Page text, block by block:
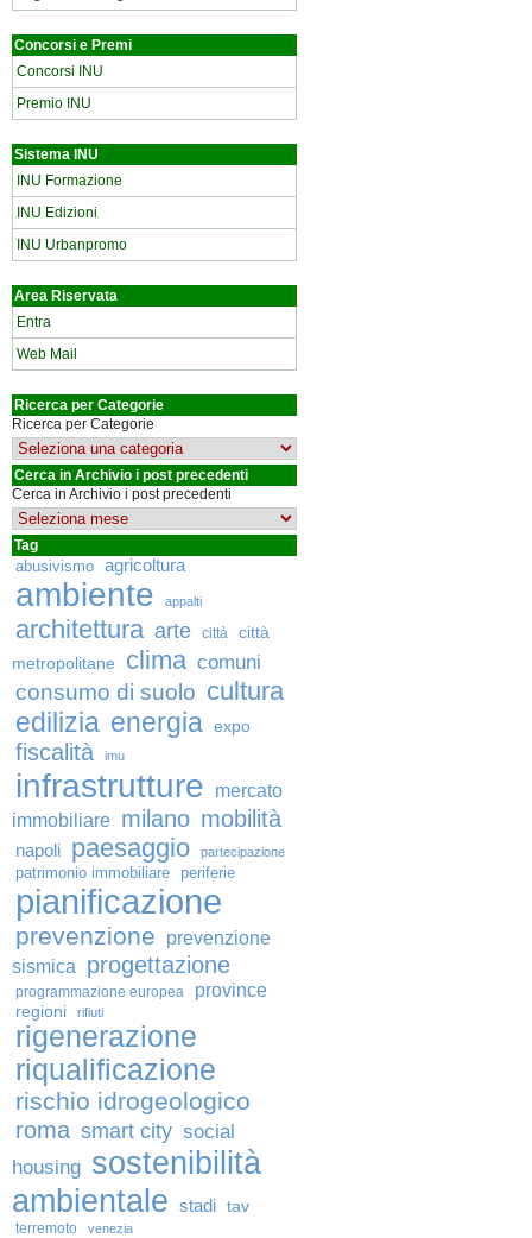
Concorsi e Premi
Concorsi INU
Premio INU
Sistema INU
INU Formazione
INU Edizioni
INU Urbanpromo
Area Riservata
Entra
Web Mail
Ricerca per Categorie
Ricerca per Categorie
Cerca in Archivio i post precedenti
Cerca in Archivio i post precedenti
Tag
abusivismo agricoltura
ambiente appalti
architettura arte città
città
metropolitane
clima comuni
consumo di suolo cultura
edilizia energia expo
fiscalità imu
infrastrutture
mercato
immobiliare milano mobilità
napoli paesaggio partecipazione
patrimonio immobiliare periferie
pianificazione
prevenzione
prevenzione
sismica
progettazione
programmazione europea province
regioni rifiuti
rigenerazione
riqualificazione
rischio idrogeologico
roma smart city social
housing sostenibilità
ambientale stadi tav
terremoto venezia